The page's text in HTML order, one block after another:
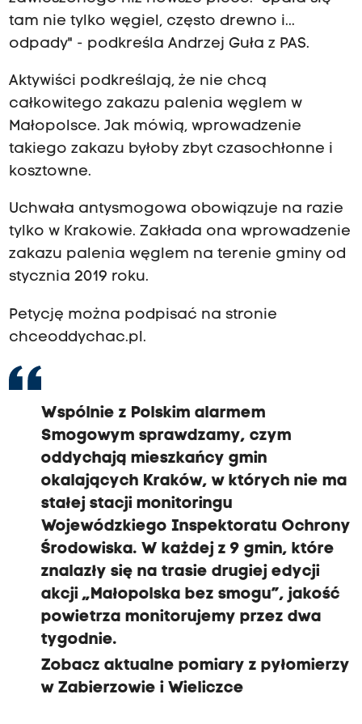
tam nie tylko węgiel, często drewno i...
odpady" - podkreśla Andrzej Guła z PAS.
Aktywiści podkreślają, że nie chcą
całkowitego zakazu palenia węglem w
Małopolsce. Jak mówią, wprowadzenie
takiego zakazu byłoby zbyt czasochłonne i
kosztowne.
Uchwała antysmogowa obowiązuje na razie
tylko w Krakowie. Zakłada ona wprowadzenie
zakazu palenia węglem na terenie gminy od
stycznia 2019 roku.
Petycję można podpisać na stronie
chceoddychac.pl.
Wspólnie z Polskim alarmem
Smogowym sprawdzamy, czym
oddychają mieszkańcy gmin
okalających Kraków, w których nie ma
stałej stacji monitoringu
Wojewódzkiego Inspektoratu Ochrony
Środowiska. W każdej z 9 gmin, które
znalazły się na trasie drugiej edycji
akcji „Małopolska bez smogu”, jakość
powietrza monitorujemy przez dwa
tygodnie.
Zobacz aktualne pomiary z pyłomierzy
w Zabierzowie i Wieliczce